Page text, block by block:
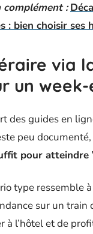
:
: bien choisir ses
via
un
des guides en
peu
pour atteindre
type ressemble
sur un train
à l’hôtel et de